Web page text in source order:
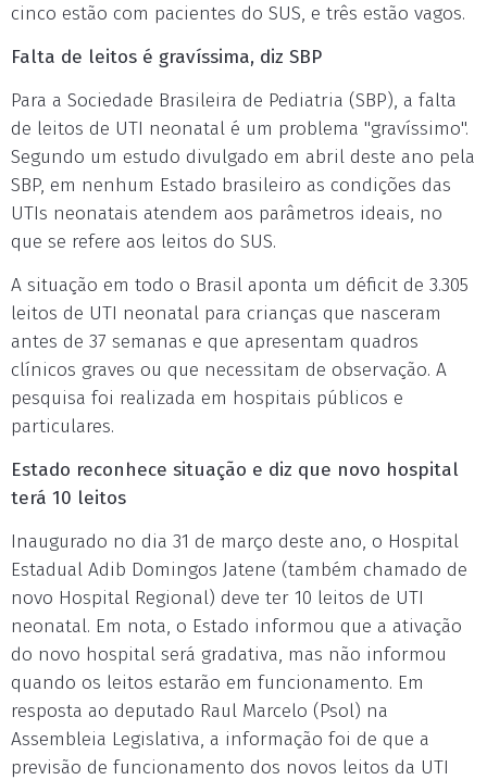
cinco estão com pacientes do SUS, e três estão vagos.
Falta de leitos é gravíssima, diz SBP
Para a Sociedade Brasileira de Pediatria (SBP), a falta
de leitos de UTI neonatal é um problema "gravíssimo".
Segundo um estudo divulgado em abril deste ano pela
SBP, em nenhum Estado brasileiro as condições das
UTIs neonatais atendem aos parâmetros ideais, no
que se refere aos leitos do SUS.
A situação em todo o Brasil aponta um déficit de 3.305
leitos de UTI neonatal para crianças que nasceram
antes de 37 semanas e que apresentam quadros
clínicos graves ou que necessitam de observação. A
pesquisa foi realizada em hospitais públicos e
particulares.
Estado reconhece situação e diz que novo hospital
terá 10 leitos
Inaugurado no dia 31 de março deste ano, o Hospital
Estadual Adib Domingos Jatene (também chamado de
novo Hospital Regional) deve ter 10 leitos de UTI
neonatal. Em nota, o Estado informou que a ativação
do novo hospital será gradativa, mas não informou
quando os leitos estarão em funcionamento. Em
resposta ao deputado Raul Marcelo (Psol) na
Assembleia Legislativa, a informação foi de que a
previsão de funcionamento dos novos leitos da UTI